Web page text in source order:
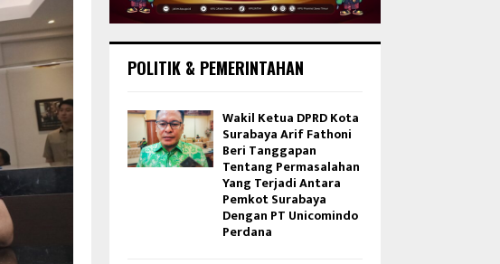
POLITIK & PEMERINTAHAN
Wakil Ketua DPRD Kota
Surabaya Arif Fathoni
Beri Tanggapan
Tentang Permasalahan
Yang Terjadi Antara
Pemkot Surabaya
Dengan PT Unicomindo
Perdana